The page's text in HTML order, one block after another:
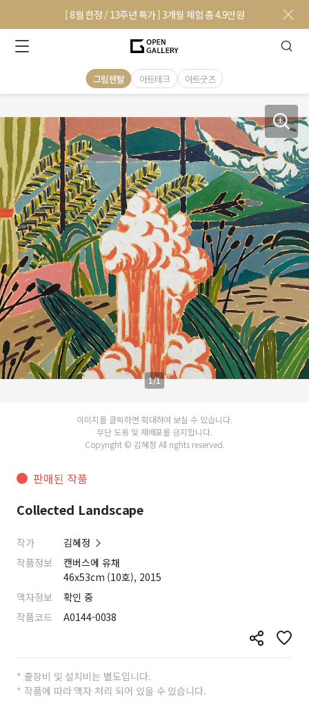
[ 8월 한정 / 13주년 특가 ] 3개월 체험 총 4.9만원
그림렌탈 아트테크 아트굿즈
1/1
이미지를 클릭하면 확대하여 보실 수 있습니다.
무단 도용 및 재배포를 금지합니다.
Copyright © 김혜정 All rights reserved.
판매된 작품
Collected Landscape
작가
김혜정
작품정보
캔버스에 유채
46x53cm (10호), 2015
액자정보
확인 중
작품코드
A0144-0038
* 출장비 및 설치비는 별도입니다.
* 작품에 따라 액자 처리 되어 있을 수 있습니다.